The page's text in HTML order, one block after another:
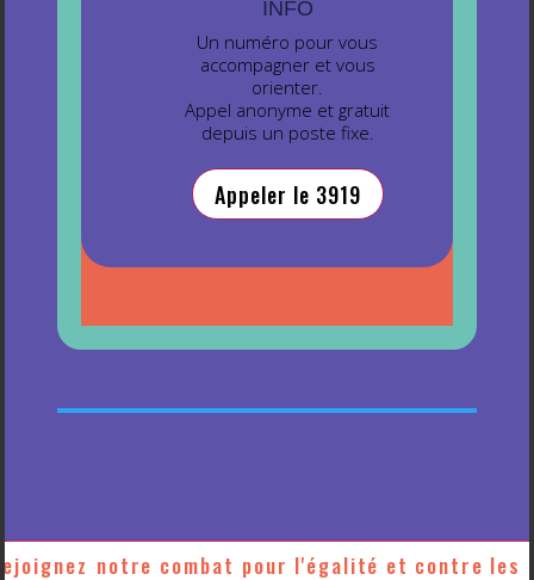
INFO
Un numéro pour vous
accompagner et vous
orienter.
Appel anonyme et gratuit
depuis un poste fixe.
Appeler le 3919
notre combat pour l'égalité et contre les